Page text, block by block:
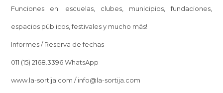
Funciones en: escuelas, clubes, municipios, fundaciones,
espacios públicos, festivales y mucho más!
Informes / Reserva de fechas
011 (15) 2168.3396 WhatsApp
www.la-sortija.com / info@la-sortija.com